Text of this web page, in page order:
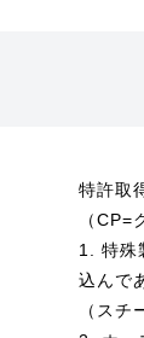
特許取
（CP=
1. 特殊
込んで
（スチ